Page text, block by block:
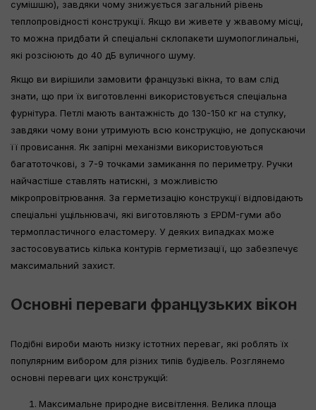
сумішшю), завдяки чому знижується загальний рівень
теплопровідності конструкції. Якщо ви живете у жвавому місці,
то можна придбати й спеціальні склопакети шумопоглинальні,
які розсіюють до 40 дБ вуличного шуму.
Якщо ви вирішили замовити французькі вікна, то вам слід
знати, що при їх виготовленні використовується спеціальна
фурнітура. Петлі мають вантажність до 130-150 кг на стулку,
завдяки чому вони утримують всю конструкцію, не допускаючи
її провисання. Як запірні механізми використовуються
багатоточкові, з 7-9 точками замикання по периметру. Ручки
найчастіше ставлять натискні, з можливістю
мікропровітрювання. За герметизацію конструкції відповідають
спеціальні ущільнювачі, які виготовляють з EPDM-гуми або
термопластичного еластомеру. У деяких випадках може
застосовуватись кілька контурів герметизації, що забезпечує
максимальний захист.
Основні переваги французьких вікон
Подібні вироби мають низку істотних переваг, які роблять їх
популярним вибором для різних типів будівель. Розглянемо
основні переваги цих конструкцій:
Максимальне природне висвітлення. Велика площа